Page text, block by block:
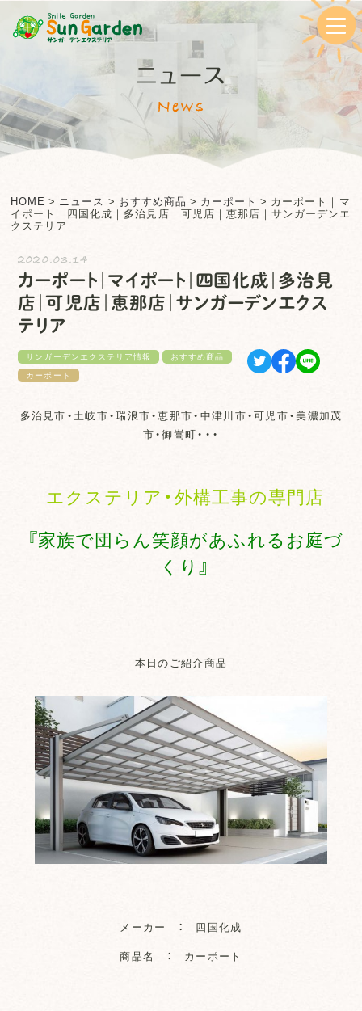
ニュース
News
HOME > ニュース > おすすめ商品 > カーポート > カーポート｜マ
イポート｜四国化成｜多治見店｜可児店｜恵那店｜サンガーデンエ
クステリア
2020.03.14
カーポート｜マイポート｜四国化成｜多治見
店｜可児店｜恵那店｜サンガーデンエクス
テリア
サンガーデンエクステリア情報
おすすめ商品
カーポート
多治見市・土岐市・瑞浪市・恵那市・中津川市・可児市・美濃加茂
市・御嵩町・・・
エクステリア・外構工事の専門店
『家族で団らん笑顔があふれるお庭づ
くり』
本日のご紹介商品
メーカー ： 四国化成
商品名 ： カーポート